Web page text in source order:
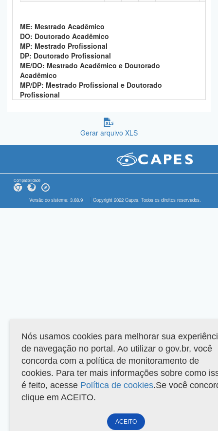
ME: Mestrado Acadêmico
DO: Doutorado Acadêmico
MP: Mestrado Profissional
DP: Doutorado Profissional
ME/DO: Mestrado Acadêmico e Doutorado
Acadêmico
MP/DP: Mestrado Profissional e Doutorado
Profissional
Gerar arquivo XLS
Compatibilidade
Versão do sistema: 3.88.9 Copyright 2022 Capes. Todos os direitos reservados.
Nós usamos cookies para melhorar sua
de navegação no portal. Ao utilizar o gov.br, você
concorda com a política de monitoramento de
cookies. Para ter mais informações sobre como
é feito, acesse Política de cookies.Se você
clique em ACEITO.
ACEITO